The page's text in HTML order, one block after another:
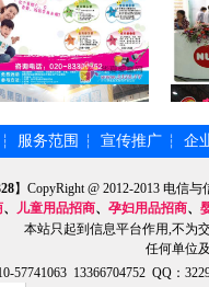
┆ 服务范围 ┆ 宣传推广 ┆ 企
】CopyRight @ 2012-2013 电信
、 儿童用品招商、 孕妇用品招商、
本站只起到信息平台作用,不为
任何单位
57741063 13366704752 QQ：